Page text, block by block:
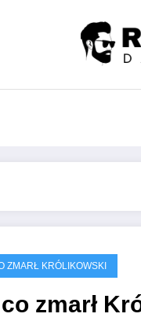
ZMARŁ KRÓLIKOWSKI
zmarł